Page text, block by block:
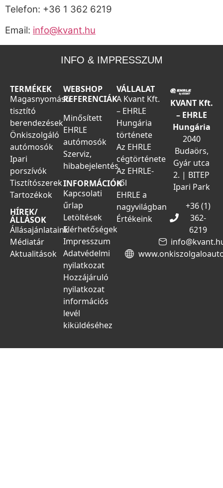
Telefon: +36 1 362 6219
Email: info@kvant.hu
INFO & IMPRESSZUM
TERMÉKEK
Magasnyomású
tisztító
berendezések
Önkiszolgáló
autómosók
Ipari
porszívók
Tisztítószerek
Tartozékok
HÍREK/
ÁLLÁSOK
Állásajánlataink
Médiatár
Aktualitások
WEBSHOP
REFERENCIÁK
Minősített
EHRLE
autómosók
Szerviz,
hibabejelentés
INFORMÁCIÓK
Kapcsolati
űrlap
Letöltések
Elérhetőségek
Impresszum
Adatvédelmi
nyilatkozat
Hozzájáruló
nyilatkozat
információs
levél
kiküldéséhez
VÁLLALAT
A Kvant Kft.
– EHRLE
Hungária
története
Az EHRLE
cégtörténete
Az EHRLE-
ről
EHRLE a
nagyvilágban
Értékeink
KVANT Kft.
– EHRLE
Hungária
2040
Budaörs,
Gyár utca
2. | BITEP
Ipari Park
+36 (1)
362-
6219